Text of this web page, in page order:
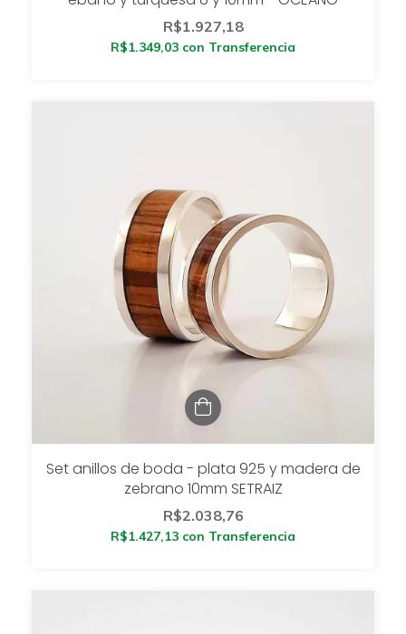
R$1.927,18
R$1.349,03 con Transferencia
Set anillos de boda - plata 925 y madera de
zebrano 10mm SETRAIZ
R$2.038,76
R$1.427,13 con Transferencia